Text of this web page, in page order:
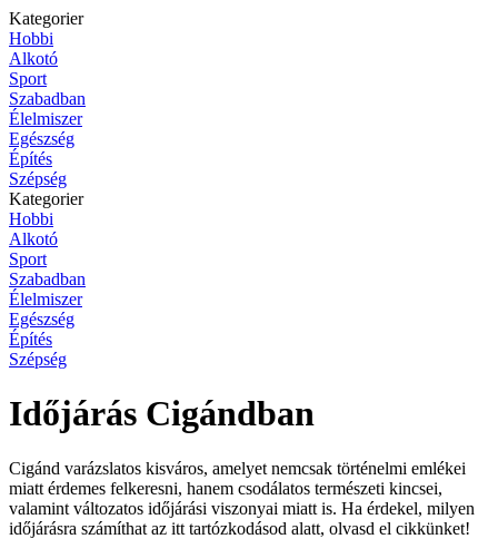
Kategorier
Hobbi
Alkotó
Sport
Szabadban
Élelmiszer
Egészség
Építés
Szépség
Kategorier
Hobbi
Alkotó
Sport
Szabadban
Élelmiszer
Egészség
Építés
Szépség
Időjárás Cigándban
Cigánd varázslatos kisváros, amelyet nemcsak történelmi emlékei
miatt érdemes felkeresni, hanem csodálatos természeti kincsei,
valamint változatos időjárási viszonyai miatt is. Ha érdekel, milyen
időjárásra számíthat az itt tartózkodásod alatt, olvasd el cikkünket!